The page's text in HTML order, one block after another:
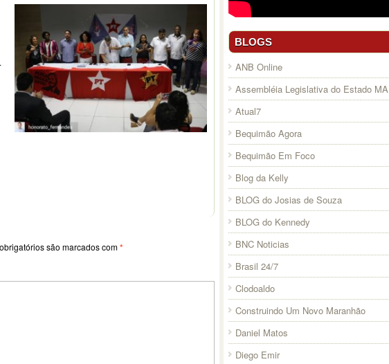
são marcados com*
BLOGS
ANB Online
Assembléia Legislativa do Estado MA
Atual7
Bequimão Agora
Bequimão Em Foco
Blog da Kelly
BLOG do Josias de Souza
BLOG do Kennedy
BNC Noticias
Brasil 24/7
Clodoaldo
Construindo Um Novo Maranhão
Daniel Matos
Diego Emir